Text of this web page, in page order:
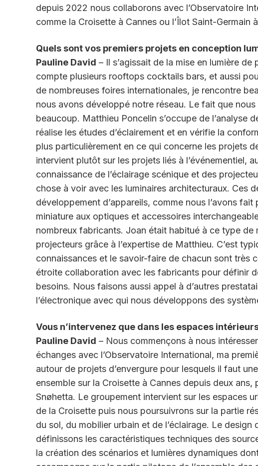
depuis 2022 nous collaborons avec l’Observatoire
comme la Croisette à Cannes ou l’Îlot Saint-Germain
Quels sont vos premiers projets en conception
Pauline David – Il s’agissait de la mise en lumière
compte plusieurs rooftops cocktails bars, et aussi
de nombreuses foires internationales, je rencontre
nous avons développé notre réseau. Le fait que
beaucoup. Matthieu Poncelin s’occupe de l’analyse
réalise les études d’éclairement et en vérifie la
plus particulièrement en ce qui concerne les projets
intervient plutôt sur les projets liés à l’événementiel,
connaissance de l’éclairage scénique et des
chose à voir avec les luminaires architecturaux. Ces
développement d’appareils, comme nous l’avons
miniature aux optiques et accessoires
nombreux fabricants. Joan était habitué à ce type
projecteurs grâce à l’expertise de Matthieu. C’est
connaissances et le savoir-faire de chacun sont très
étroite collaboration avec les fabricants pour définir
besoins. Nous faisons aussi appel à d’autres
l’électronique avec qui nous développons des
Vous n’intervenez que dans les espaces
Pauline David – Nous commençons à nous
échanges avec l’Observatoire International, ma
autour de projets d’envergure pour lesquels il faut
ensemble sur la Croisette à Cannes depuis deux ans,
Snøhetta. Le groupement intervient sur les espaces
de la Croisette puis nous poursuivrons sur la partie
du sol, du mobilier urbain et de l’éclairage. Le
définissons les caractéristiques techniques des
la création des scénarios et lumières dynamiques